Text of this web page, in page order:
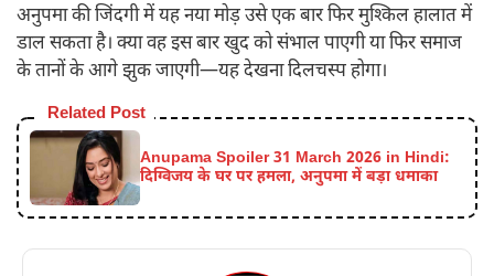
अनुपमा की जिंदगी में यह नया मोड़ उसे एक बार फिर मुश्किल हालात में
डाल सकता है। क्या वह इस बार खुद को संभाल पाएगी या फिर समाज
के तानों के आगे झुक जाएगी—यह देखना दिलचस्प होगा।
Related Post
Anupama Spoiler 31 March 2026 in Hindi:
दिग्विजय के घर पर हमला, अनुपमा में बड़ा धमाका